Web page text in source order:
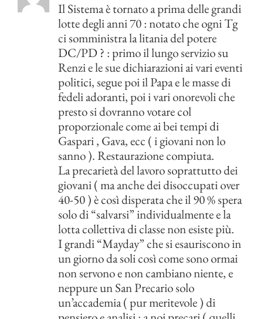
Il Sistema è tornato a prima delle grandi
lotte degli anni 70 : notato che ogni Tg
ci somministra la litania del potere
DC/PD ? : primo il lungo servizio su
Renzi e le sue dichiarazioni ai vari eventi
politici, segue poi il Papa e le masse di
fedeli adoranti, poi i vari onorevoli che
presto si dovranno votare col
proporzionale come ai bei tempi di
Gaspari , Gava, ecc ( i giovani non lo
sanno ). Restaurazione compiuta.
La precarietà del lavoro soprattutto dei
giovani ( ma anche dei disoccupati over
40-50 ) è così disperata che il 90 % spera
solo di “salvarsi” individualmente e la
lotta collettiva di classe non esiste più.
I grandi “Mayday” che si esauriscono in
un giorno da soli così come sono ormai
non servono e non cambiano niente, e
neppure un San Precario solo
un’accademia ( pur meritevole ) di